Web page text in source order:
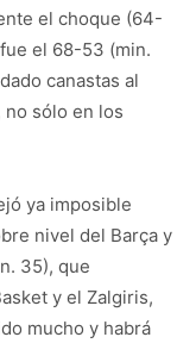
el choque (64-
el 68-53 (min.
canastas al
no sólo en los
ya imposible
nivel del Barça y
35), que
y el Zalgiris,
mucho y habrá